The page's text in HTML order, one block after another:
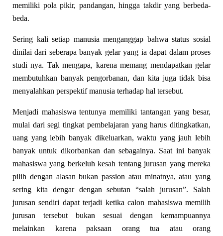
memiliki pola pikir, pandangan, hingga takdir yang berbeda-
beda.
Sering kali setiap manusia menganggap bahwa status sosial
dinilai dari seberapa banyak gelar yang ia dapat dalam proses
studi nya. Tak mengapa, karena memang mendapatkan gelar
membutuhkan banyak pengorbanan, dan kita juga tidak bisa
menyalahkan perspektif manusia terhadap hal tersebut.
Menjadi mahasiswa tentunya memiliki tantangan yang besar,
mulai dari segi tingkat pembelajaran yang harus ditingkatkan,
uang yang lebih banyak dikeluarkan, waktu yang jauh lebih
banyak untuk dikorbankan dan sebagainya. Saat ini banyak
mahasiswa yang berkeluh kesah tentang jurusan yang mereka
pilih dengan alasan bukan passion atau minatnya, atau yang
sering kita dengar dengan sebutan “salah jurusan”. Salah
jurusan sendiri dapat terjadi ketika calon mahasiswa memilih
jurusan tersebut bukan sesuai dengan kemampuannya
melainkan karena paksaan orang tua atau orang